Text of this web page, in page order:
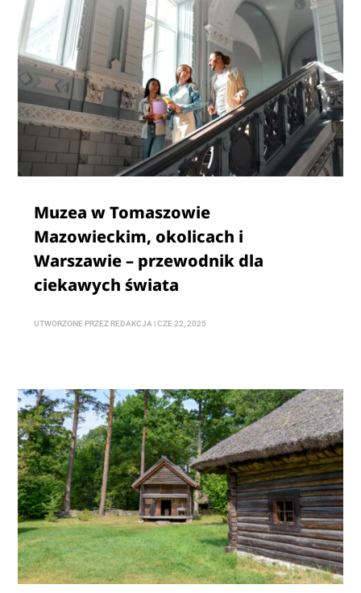
Muzea w Tomaszowie
Mazowieckim, okolicach i
Warszawie – przewodnik dla
ciekawych świata
UTWORZONE PRZEZ REDAKCJA |CZE 22, 2025